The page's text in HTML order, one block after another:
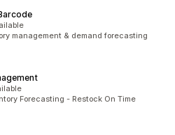
management & demand forecasting
Forecasting - Restock On Time